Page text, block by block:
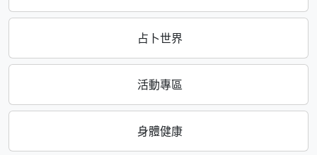
占卜世界
活動專區
身體健康